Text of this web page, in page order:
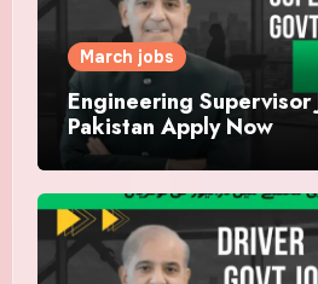
March jobs
Engineering Supervisor
Pakistan Apply Now